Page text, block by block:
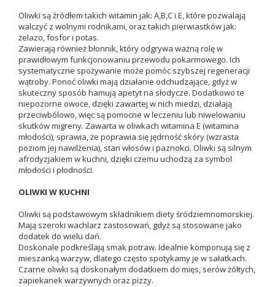
Oliwki są źródłem takich witamin jak: A,B,C i E, które pozwalają
walczyć z wolnymi rodnikami, oraz takich pierwiastków jak:
żelazo, fosfor i potas.
Zawierają również błonnik, który odgrywa ważną rolę w
prawidłowym funkcjonowaniu przewodu pokarmowego. Ich
systematyczne spożywanie może pomóc szybszej regeneracji
wątroby. Ponoć oliwki mają działanie odchudzające, gdyż w
skuteczny sposób hamują apetyt na słodycze. Dodatkowo te
niepozorne owoce, dzięki zawartej w nich miedzi, działają
przeciwbólowo, więc są pomocne w leczeniu lub niwelowaniu
skutków migreny. Zawarta w oliwkach witamina E (witamina
młodości), sprawia, że poprawia się jędrność skóry (wzrasta
poziom jej nawilżenia), stan włosów i paznokci. Oliwki są silnym
afrodyzjakiem w kuchni, dzięki czemu uchodzą za symbol
młodości i płodności.
OLIWKI W KUCHNI
Oliwki są podstawowym składnikiem diety śródziemnomorskiej.
Mają szeroki wachlarz zastosowań, gdyż są stosowane jako
dodatek do wielu dań.
Doskonale podkreślają smak potraw. Idealnie komponują się z
mieszanką warzyw, dlatego często spotykamy je w sałatkach.
Czarne oliwki są doskonałym dodatkiem do mięs, serów żółtych,
zapiekanek warzywnych oraz pizzy.